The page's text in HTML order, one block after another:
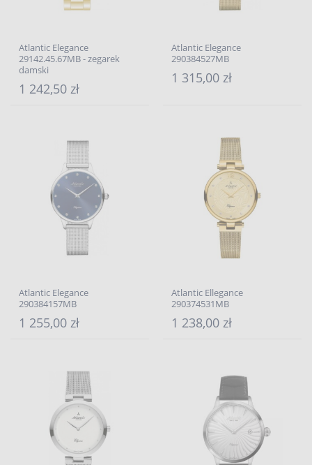
Atlantic Elegance
29142.45.67MB - zegarek
damski
1 242,50 zł
Atlantic Elegance
290384527MB
1 315,00 zł
Atlantic Elegance
290384157MB
1 255,00 zł
Atlantic Ellegance
290374531MB
1 238,00 zł